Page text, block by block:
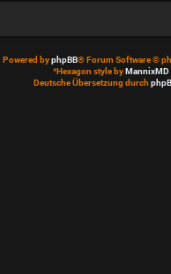
Powered byphpBB® Forum Software ©
*Hexagon style byMannixMD
Deutsche Übersetzung durch